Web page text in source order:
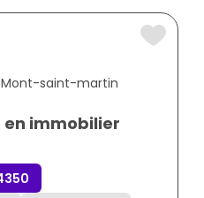
saint-martin
en immobilier